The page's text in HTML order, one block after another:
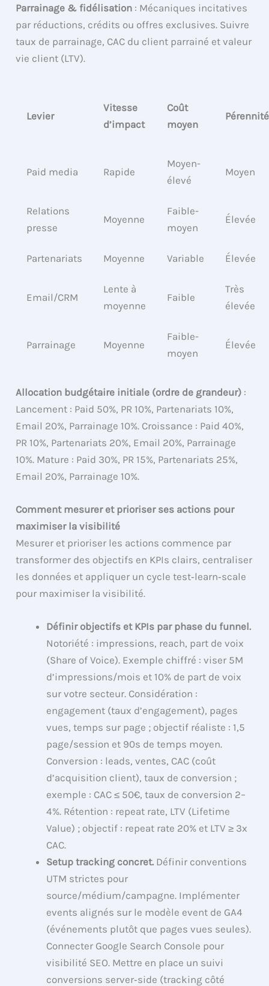
Parrainage & fidélisation : Mécaniques incitatives
par réductions, crédits ou offres exclusives. Suivre
taux de parrainage, CAC du client parrainé et valeur
vie client (LTV).
Levier
Vitesse
d’impact
Coût
moyen
Pérennité
Paid media Rapide
Moyen-
élevé
Moyen
Relations
presse
Moyenne
Faible-
moyen
Élevée
Partenariats Moyenne Variable Élevée
Email/CRM
Lente à
moyenne
Faible
Très
élevée
Parrainage Moyenne
Faible-
moyen
Élevée
Allocation budgétaire initiale (ordre de grandeur) :
Lancement : Paid 50%, PR 10%, Partenariats 10%,
Email 20%, Parrainage 10%. Croissance : Paid 40%,
PR 10%, Partenariats 20%, Email 20%, Parrainage
10%. Mature : Paid 30%, PR 15%, Partenariats 25%,
Email 20%, Parrainage 10%.
Comment mesurer et prioriser ses actions pour
maximiser la visibilité
Mesurer et prioriser les actions commence par
transformer des objectifs en KPIs clairs, centraliser
les données et appliquer un cycle test‑learn‑scale
pour maximiser la visibilité.
Définir objectifs et KPIs par phase du funnel.
Notoriété : impressions, reach, part de voix
(Share of Voice). Exemple chiffré : viser 5M
d’impressions/mois et 10% de part de voix
sur votre secteur. Considération :
engagement (taux d’engagement), pages
vues, temps sur page ; objectif réaliste : 1,5
page/session et 90s de temps moyen.
Conversion : leads, ventes, CAC (coût
d’acquisition client), taux de conversion ;
exemple : CAC ≤ 50€, taux de conversion 2–
4%. Rétention : repeat rate, LTV (Lifetime
Value) ; objectif : repeat rate 20% et LTV ≥ 3x
CAC.
Setup tracking concret. Définir conventions
UTM strictes pour
source/médium/campagne. Implémenter
events alignés sur le modèle event de GA4
(événements plutôt que pages vues seules).
Connecter Google Search Console pour
visibilité SEO. Mettre en place un suivi
conversions server‑side (tracking côté